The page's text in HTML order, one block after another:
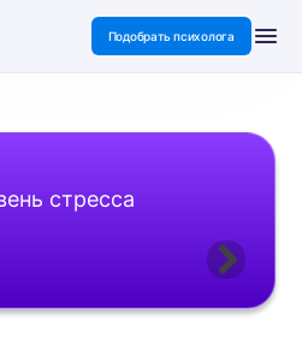
Подобрать психолога
стресса